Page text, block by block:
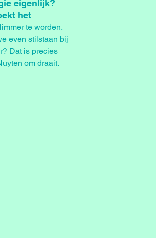
eigenlijk?
het
te worden.
even stilstaan bij
Dat is precies
om draait.